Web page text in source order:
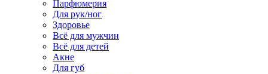
Парфюмерия
Для рук/ног
Здоровье
Всё для мужчин
Всё для детей
Акне
Для губ